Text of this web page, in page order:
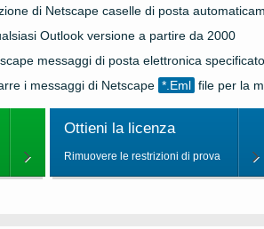
di Netscapecaselle di posta
Outlookversione a partire da 2000
messaggi di posta elettronica specificato
i messaggi di Netscape *.Eml file per la
Ottieni la licenza
Rimuovere le restrizioni di prova